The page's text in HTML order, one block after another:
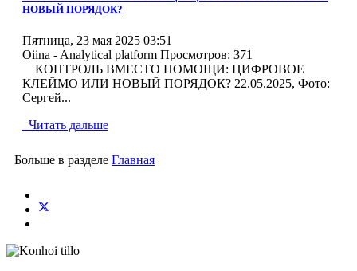
НОВЫЙ ПОРЯДОК?
Пятница, 23 мая 2025 03:51
Oiina - Analytical platform Просмотров: 371
КОНТРОЛЬ ВМЕСТО ПОМОЩИ: ЦИФРОВОЕ
КЛЕЙМО ИЛИ НОВЫЙ ПОРЯДОК? 22.05.2025, Фото:
Сергей...
Читать дальше
Больше в разделе Главная